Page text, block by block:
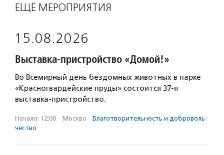
ЕЩЁ МЕРОПРИЯТИЯ
15.08.2026
Выставка-пристройство «Домой!»
Во Всемирный день бездомных животных в парке
«Красногвардейские пруды» состоится 37-я
выставка-пристройство.
Начало: 12:00 · Москва · Благотвори­тель­ность и доброволь­
чест­во